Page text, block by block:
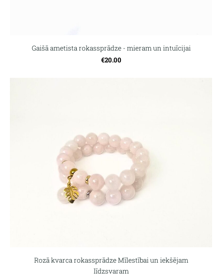
Gaišā ametista rokassprādze - mieram un intuīcijai
€20.00
Rozā kvarca rokassprādze Mīlestībai un iekšējam
līdzsvaram